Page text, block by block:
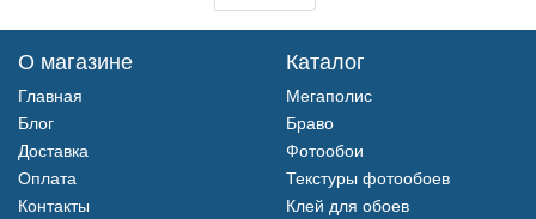
О магазине
Главная
Блог
Доставка
Оплата
Контакты
Каталог
Мегаполис
Браво
Фотообои
Текстуры фотообоев
Клей для обоев